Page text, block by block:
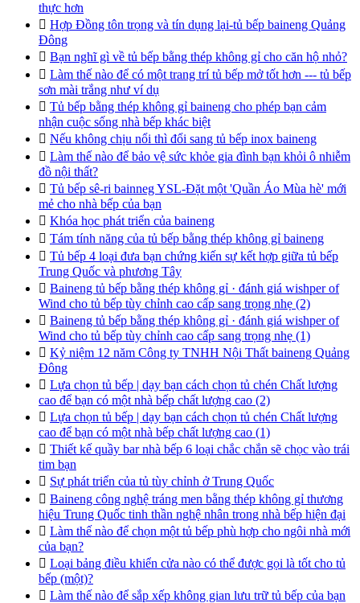
thực hơn
 Hợp Đồng tôn trọng và tín dụng lại-tủ bếp baineng Quảng
Đông
 Bạn nghĩ gì về tủ bếp bằng thép không gỉ cho căn hộ nhỏ?
 Làm thế nào để có một trang trí tủ bếp mở tốt hơn --- tủ bếp
sơn mài trắng như ví dụ
 Tủ bếp bằng thép không gỉ baineng cho phép bạn cảm
nhận cuộc sống nhà bếp khác biệt
 Nếu không chịu nổi thì đổi sang tủ bếp inox baineng
 Làm thế nào để bảo vệ sức khỏe gia đình bạn khỏi ô nhiễm
đồ nội thất?
 Tủ bếp sê-ri bainneg YSL-Đặt một 'Quần Áo Mùa hè' mới
mẻ cho nhà bếp của bạn
 Khóa học phát triển của baineng
 Tám tính năng của tủ bếp bằng thép không gỉ baineng
 Tủ bếp 4 loại đưa bạn chứng kiến sự kết hợp giữa tủ bếp
Trung Quốc và phương Tây
 Baineng tủ bếp bằng thép không gỉ · đánh giá wishper of
Wind cho tủ bếp tùy chỉnh cao cấp sang trọng nhẹ (2)
 Baineng tủ bếp bằng thép không gỉ · đánh giá wishper of
Wind cho tủ bếp tùy chỉnh cao cấp sang trọng nhẹ (1)
 Kỷ niệm 12 năm Công ty TNHH Nội Thất baineng Quảng
Đông
 Lựa chọn tủ bếp | dạy bạn cách chọn tủ chén Chất lượng
cao để bạn có một nhà bếp chất lượng cao (2)
 Lựa chọn tủ bếp | dạy bạn cách chọn tủ chén Chất lượng
cao để bạn có một nhà bếp chất lượng cao (1)
 Thiết kế quầy bar nhà bếp 6 loại chắc chắn sẽ chọc vào trái
tim bạn
 Sự phát triển của tủ tùy chỉnh ở Trung Quốc
 Baineng công nghệ tráng men bằng thép không gỉ thương
hiệu Trung Quốc tinh thần nghệ nhân trong nhà bếp hiện đại
 Làm thế nào để chọn một tủ bếp phù hợp cho ngôi nhà mới
của bạn?
 Loại bảng điều khiển cửa nào có thể được gọi là tốt cho tủ
bếp (một)?
 Làm thế nào để sắp xếp không gian lưu trữ tủ bếp của bạn